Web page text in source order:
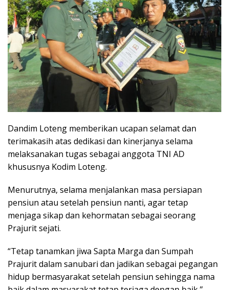
Dandim Loteng memberikan ucapan selamat dan
terimakasih atas dedikasi dan kinerjanya selama
melaksanakan tugas sebagai anggota TNI AD
khususnya Kodim Loteng.
Menurutnya, selama menjalankan masa persiapan
pensiun atau setelah pensiun nanti, agar tetap
menjaga sikap dan kehormatan sebagai seorang
Prajurit sejati.
“Tetap tanamkan jiwa Sapta Marga dan Sumpah
Prajurit dalam sanubari dan jadikan sebagai pegangan
hidup bermasyarakat setelah pensiun sehingga nama